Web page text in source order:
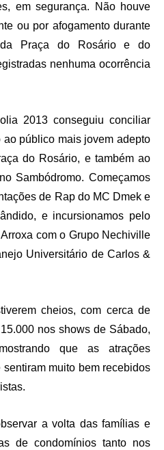
em segurança. Não houve
ou por afogamento durante
Praça do Rosário e do
nenhuma ocorrência
2013 conseguiu conciliar
público mais jovem adepto
do Rosário, e também ao
Sambódromo. Começamos
de Rap do MC Dmek e
e incursionamos pelo
com o Grupo Nechiville
Universitário de Carlos &
cheios, com cerca de
nos shows de Sábado,
que as atrações
muito bem recebidos
a volta das famílias e
de condomínios tanto nos